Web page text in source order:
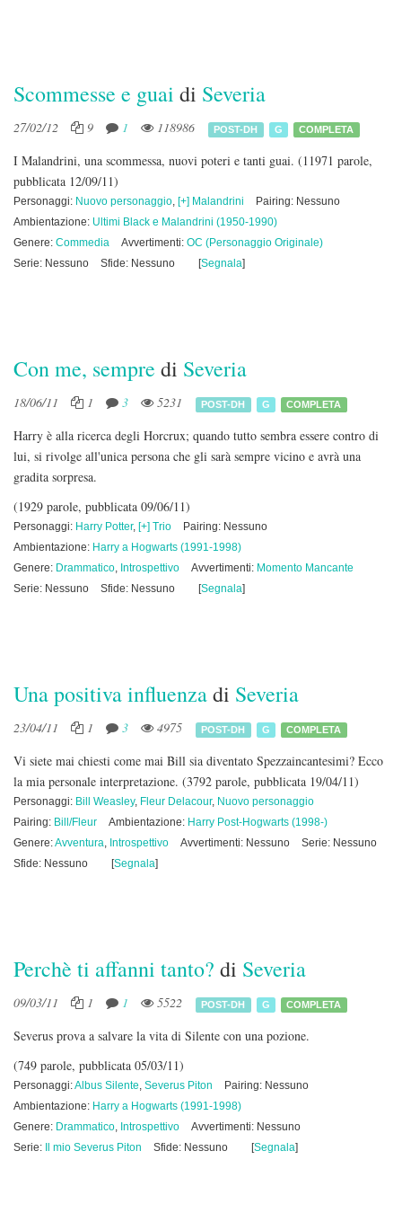
Scommesse e guai di Severia
27/02/12 9 1 118986 POST-DH G COMPLETA
I Malandrini, una scommessa, nuovi poteri e tanti guai. (11971 parole,
pubblicata 12/09/11)
Personaggi: Nuovo personaggio, [+] Malandrini
Pairing: Nessuno
Ambientazione: Ultimi Black e Malandrini (1950-1990)
Genere: Commedia Avvertimenti: OC (Personaggio Originale)
Serie: Nessuno
Sfide: Nessuno [Segnala]
Con me, sempre di Severia
18/06/11 1 3 5231 POST-DH G COMPLETA
Harry è alla ricerca degli Horcrux; quando tutto sembra essere contro di
lui, si rivolge all'unica persona che gli sarà sempre vicino e avrà una
gradita sorpresa.
(1929 parole, pubblicata 09/06/11)
Personaggi: Harry Potter, [+] Trio
Pairing: Nessuno
Ambientazione: Harry a Hogwarts (1991-1998)
Genere: Drammatico, Introspettivo Avvertimenti: Momento Mancante
Serie: Nessuno
Sfide: Nessuno [Segnala]
Una positiva influenzadi Severia
23/04/11 1 3 4975 POST-DH G COMPLETA
Vi siete mai chiesti come mai Bill sia diventato Spezzaincantesimi? Ecco
la mia personale interpretazione. (3792 parole, pubblicata 19/04/11)
Personaggi: Bill Weasley, Fleur Delacour, Nuovo personaggio
Pairing: Bill/Fleur Ambientazione: Harry Post-Hogwarts (1998-)
Genere:Avventura, Introspettivo Avvertimenti: Nessuno
Serie: Nessuno
Sfide: Nessuno
[Segnala]
Perchè ti affanni tanto? di Severia
09/03/11 1 1 5522 POST-DH G COMPLETA
Severus prova a salvare la vita di Silente con una pozione.
(749 parole, pubblicata 05/03/11)
Personaggi:Albus Silente, Severus Piton
Pairing: Nessuno
Ambientazione: Harry a Hogwarts (1991-1998)
Genere: Drammatico, Introspettivo
Avvertimenti: Nessuno
Serie:
Il mio Severus Piton Sfide: Nessuno [Segnala]